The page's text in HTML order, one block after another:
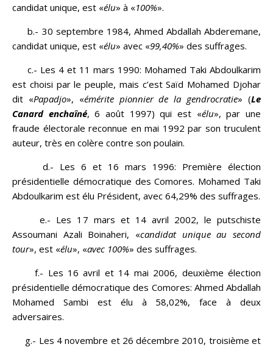
candidat unique, est «élu» à «100%».
b.- 30 septembre 1984, Ahmed Abdallah Abderemane,
candidat unique, est «élu» avec «99,40%» des suffrages.
c.- Les 4 et 11 mars 1990: Mohamed Taki Abdoulkarim
est choisi par le peuple, mais c’est Saïd Mohamed Djohar
dit «Papadjo», «émérite pionnier de la gendrocratie» (Le
Canard enchaîné, 6 août 1997) qui est «élu», par une
fraude électorale reconnue en mai 1992 par son truculent
auteur, très en colère contre son poulain.
d.- Les 6 et 16 mars 1996: Première élection
présidentielle démocratique des Comores. Mohamed Taki
Abdoulkarim est élu Président, avec 64,29% des suffrages.
e.- Les 17 mars et 14 avril 2002, le putschiste
Assoumani Azali Boinaheri, «candidat unique au second
tour», est «élu», «avec 100%» des suffrages.
f.- Les 16 avril et 14 mai 2006, deuxième élection
présidentielle démocratique des Comores: Ahmed Abdallah
Mohamed Sambi est élu à 58,02%, face à deux
adversaires.
g.- Les 4 novembre et 26 décembre 2010, troisième et